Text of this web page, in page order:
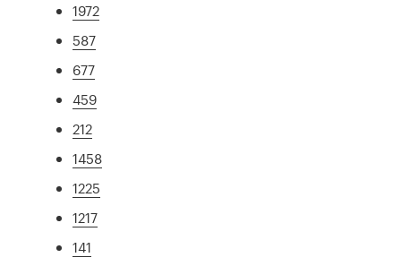
1972
587
677
459
212
1458
1225
1217
141